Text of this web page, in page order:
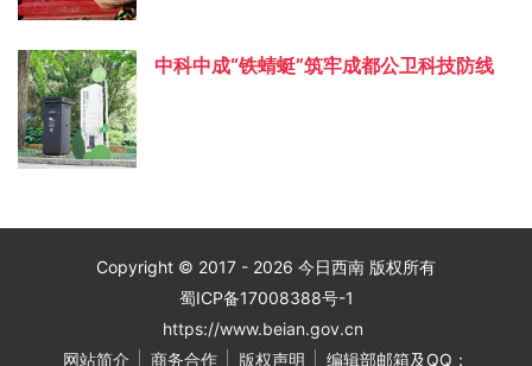
中科中成“铁蜻蜓”筑牢成都公卫科技防线
Copyright © 2017 - 2026 今日西南 版权所有
蜀ICP备17008388号-1
https://www.beian.gov.cn
网站简介
商务合作 版权声明 编辑部邮箱及QQ：